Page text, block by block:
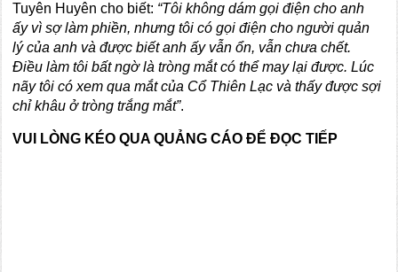
Tuyên Huyên cho biết: “Tôi không dám gọi điện cho anh
ấy vì sợ làm phiền, nhưng tôi có gọi điện cho người quản
lý của anh và được biết anh ấy vẫn ổn, vẫn chưa chết.
Điều làm tôi bất ngờ là tròng mắt có thể may lại được. Lúc
nãy tôi có xem qua mắt của Cổ Thiên Lạc và thấy được sợi
chỉ khâu ở tròng trắng mắt”.
VUI LÒNG KÉO QUA QUẢNG CÁO ĐỂ ĐỌC TIẾP